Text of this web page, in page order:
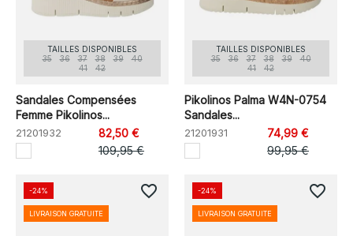
TAILLES DISPONIBLES
35
36 37 38 39
40
41
42
Sandales Compensées
Femme Pikolinos...
21201932
82,50 €
109,95 €
TAILLES DISPONIBLES
35
36 37 38 39
40
41
42
Pikolinos Palma W4N-0754
Sandales...
21201931
74,99 €
99,95 €
-24%
LIVRAISON GRATUITE
favorite_border -24%
LIVRAISON GRATUITE
favorite_border